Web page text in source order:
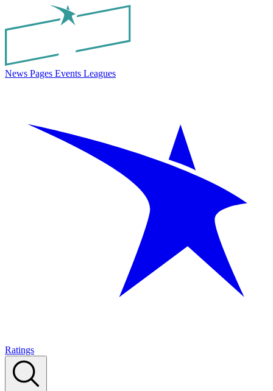
News Pages Events Leagues
Ratings